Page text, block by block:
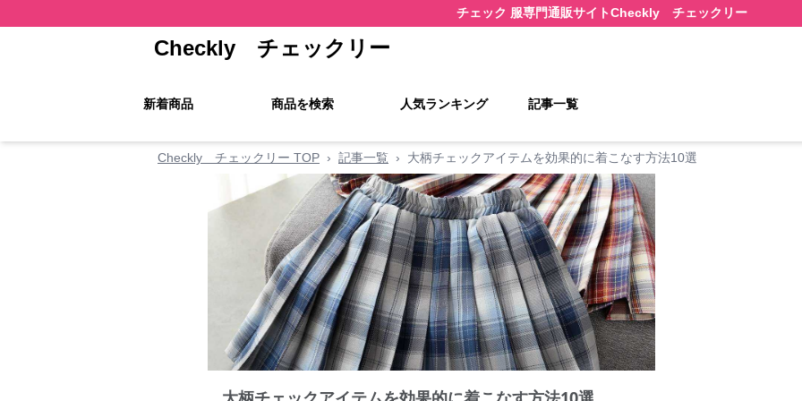
チェック 服専門通販サイトCheckly チェックリー
Checkly チェックリー
新着商品 商品を検索 人気ランキング 記事一覧
Checkly チェックリー TOP › 記事一覧 › 大柄チェックアイテムを効果的に着こなす方法10選